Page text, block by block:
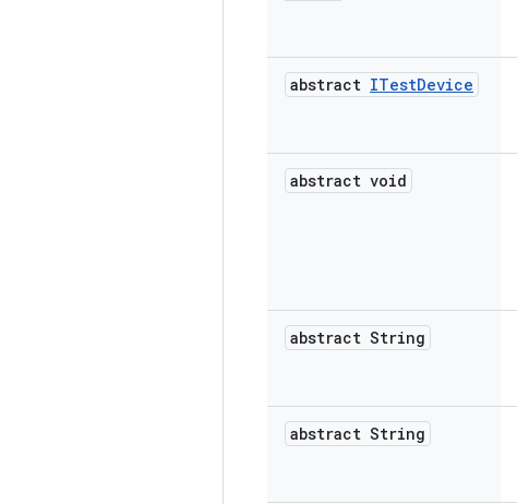
abstract ITestDevice
abstract void
abstract String
abstract String